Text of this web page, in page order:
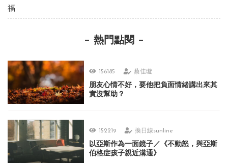
福
熱門點閱
156185 蔡佳璇
朋友心情不好，要他把負面情緒講出來其
實沒幫助？
152219 換日線sunline
以亞斯作為一面鏡子／《不動怒，與亞斯
伯格症孩子親近溝通》